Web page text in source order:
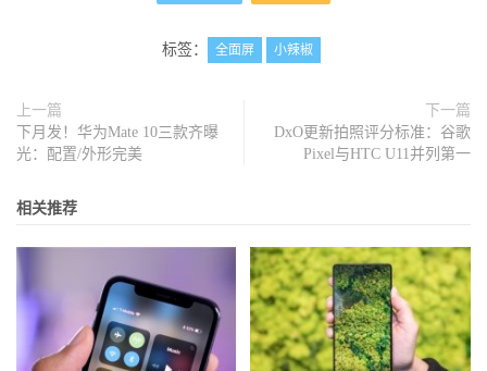
标签： 全面屏 小辣椒
上一篇
下月发！华为Mate 10三款齐曝
光：配置/外形完美
下一篇
DxO更新拍照评分标准：谷歌
Pixel与HTC U11并列第一
相关推荐